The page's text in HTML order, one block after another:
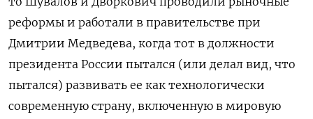
реформы и работали в правительстве при
Дмитрии Медведева, когда тот в должности
президента России пытался (или делал вид, что
пытался) развивать ее как технологически
современную страну, включенную в мировую